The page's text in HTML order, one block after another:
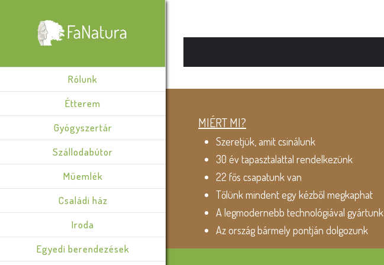
Rólunk
Étterem
Gyógyszertár
Szállodabútor
Műemlék
Családi ház
Iroda
Egyedi berendezések
MIÉRT MI?
Szeretjük, amit csinálunk
30 év tapasztalattal rendelkezünk
22 fős csapatunk van
Tőlünk mindent egy kézből megkaphat
A legmodernebb technológiával gyártunk
Az ország bármely pontján dolgozunk